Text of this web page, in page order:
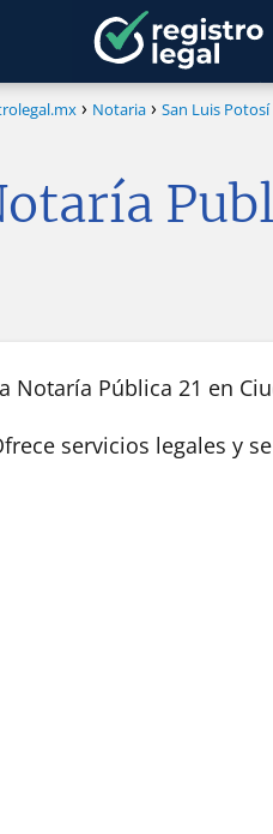
Notaria San Luis Potosí
Notaría Pública 21 en
servicios legales y